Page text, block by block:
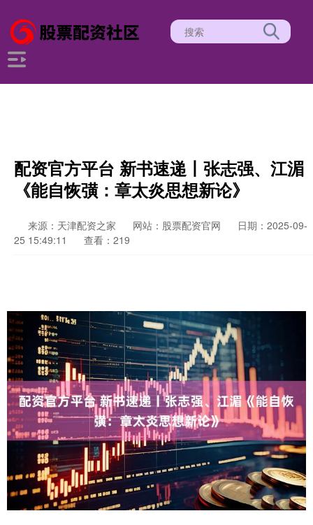
配资官方平台 新书速递丨张志强、江湄
《能自恢彉：章太炎思想新论》
来源：天津配资之家 网站：股票配资官网
日期：2025-09-
25 15:49:11
查看：219